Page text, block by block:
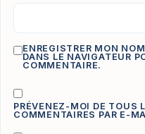
ENREGISTRER MON
DANS LE NAVIGATEUR
COMMENTAIRE.
PRÉVENEZ-MOI DE TOUS
COMMENTAIRES PAR E-